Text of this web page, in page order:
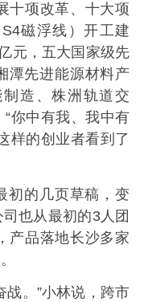
十项改革、十大项
磁浮线）开工建
元，五大国家级先
潭先进能源材料产
造、株洲轨道交
你中有我、我中有
样的创业者看到了
初的几页草稿，变
也从最初的3人团
产品落地长沙多家
战。”小林说，跨市